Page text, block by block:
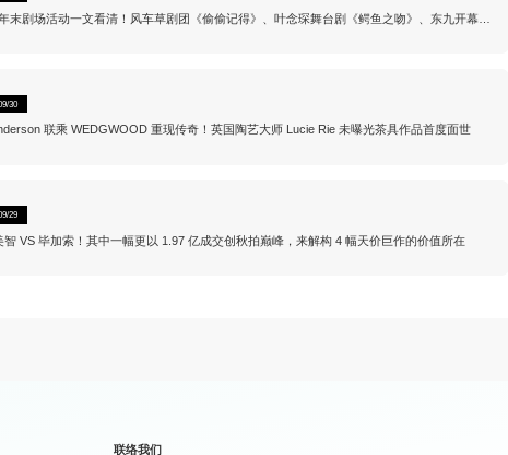
末剧场活动一文看清！风车草剧团《偷偷记得》、叶念琛舞台剧《鳄鱼之吻》、东九开幕音
30
联乘 WEDGWOOD 重现传奇！英国陶艺大师 Lucie Rie 未曝光茶具作品首度面世
29
智 VS 毕加索！其中一幅更以 1.97 亿成交创秋拍巅峰，来解构 4 幅天价巨作的价值所在
联络我们